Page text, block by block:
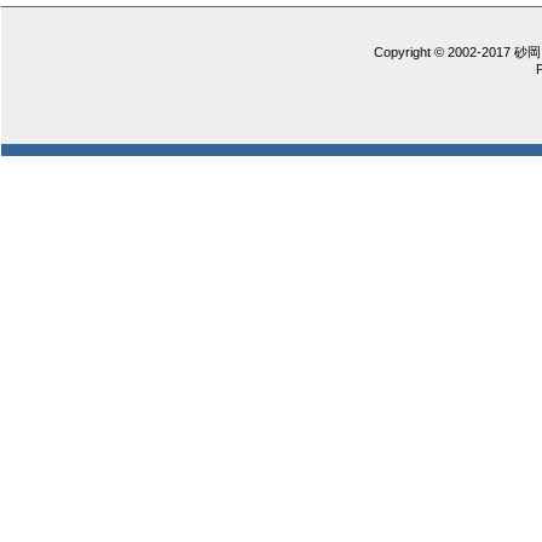
Copyright © 2002-2017 砂